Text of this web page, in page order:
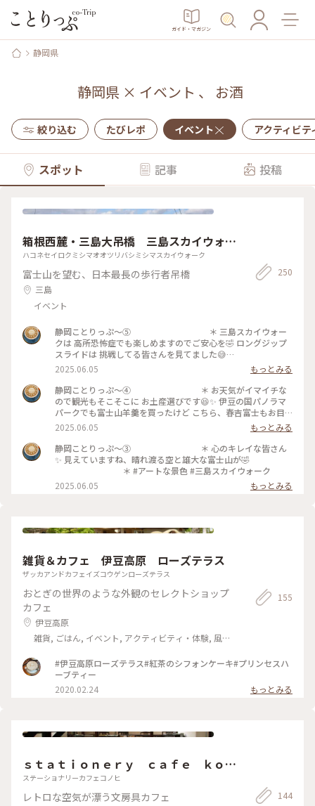
ガイド・マガジン
静岡県
静岡県 × イベント 、 お酒
絞り込む たびレポ イベント アクティビテ
スポット 記事 投稿
箱根西麓・三島大吊橋 三島スカイウォー
ク
ハコネセイロクミシマオオツリバシミシマスカイウォーク
富士山を望む、日本最長の歩行者吊橋
三島
イベント
250
静岡ことりっぷ〜⑤ ＊ 三島スカイウォー
クは 高所恐怖症でも楽しめますのでご安心を🤣 ロングジップ
スライドは 挑戦してる皆さんを見てました😅
＊ 橋を渡り切った先の『ふろっく-福時
計-』で フクロウ🦉の柔らかな羽🪶に初めて触れました✨
＊ #アートな景色 #三島スカイウォーク #
ふろっく福時計
2025.06.05
もっとみる
静岡ことりっぷ〜④ ＊ お天気がイマイチな
ので観光もそこそこに お土産選びです😆✨ 伊豆の国パノラマ
パークでも富士山羊羹を買ったけど こちら、春吉富士もお目
当ての羊羹でした✨ ＊ #アートな景色 #三島
スカイウォーク #春吉富士
2025.06.05
もっとみる
静岡ことりっぷ〜③ ＊ 心のキレイな皆さん
✨ 見えていますね、晴れ渡る空と雄大な富士山が🤣
＊ #アートな景色 #三島スカイウォーク
2025.06.05
もっとみる
雑貨＆カフェ 伊豆高原 ローズテラス
ザッカアンドカフェイズコウゲンローズテラス
おとぎの世界のような外観のセレクトショップ
カフェ
伊豆高原
雑貨, ごはん, イベント, アクティビティ・体験, 風
155
#伊豆高原ローズテラス#紅茶のシフォンケーキ#プリンセスハ
ーブティー
2020.02.24
もっとみる
ｓｔａｔｉｏｎｅｒｙ ｃａｆｅ ｋｏｎ
ｏｈｉ
ステーショナリーカフェコノヒ
レトロな空気が漂う文房具カフェ 144